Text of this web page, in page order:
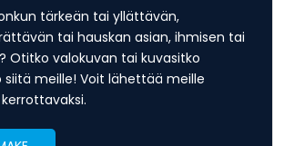
tärkeän tai yllättävän,
tai hauskan asian, ihmisen tai
Otitko valokuvan tai kuvasitko
siitä meille! Voit lähettää meille